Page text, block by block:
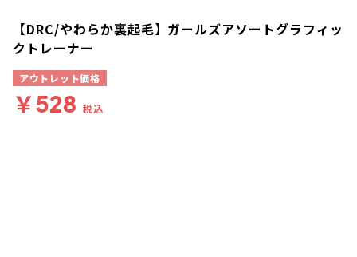
【DRC/やわらか裏起毛】ガールズアソートグラフィッ
クトレーナー
アウトレット価格
￥528 税込